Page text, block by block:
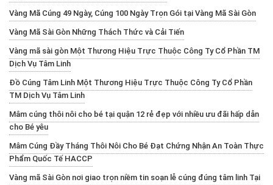
Vàng Mã Cúng 49 Ngày, Cúng 100 Ngày Trọn Gói tại Vàng Mã Sài Gòn
Vàng Mã Sài Gòn Những Thách Thức và Cải Tiến
Vàng mã sài gòn Một Thương Hiệu Trực Thuộc Công Ty Cổ Phần TM
Dịch Vụ Tâm Linh
Đồ Cúng Tâm Linh Một Thương Hiệu Trực Thuộc Công Ty Cổ Phần
TM Dịch Vụ Tâm Linh
Mâm cúng thôi nôi cho bé tại quận 12 rẻ đẹp với nhiều ưu đãi hấp dẫn
cho Bé yêu
Mâm Cúng Đầy Tháng Thôi Nôi Cho Bé Đạt Chứng Nhận An Toàn Thực
Phẩm Quốc Tế HACCP
Vàng mã Sài Gòn nơi giao trọn niềm tin soạn lễ cúng đúng tâm linh Tại